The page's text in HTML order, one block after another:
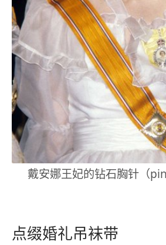
戴安娜王妃的钻石胸针（
点缀婚礼吊袜带